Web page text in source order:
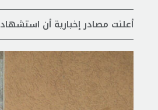
أعلنت مصادر إخبارية أن استشهاد 9 فلسطينيين إثر قصف طائرات الاحتلال الصهيوني جنوبي قطاع غزة.